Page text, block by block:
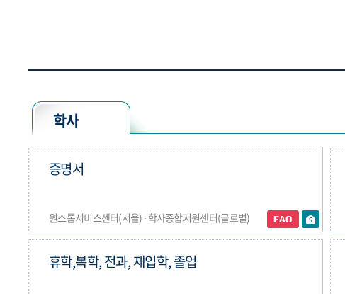
학사
원스톱서비스센터(서울) ∙ 학사종합지원센터(글로벌)
증명서
휴학,복학, 전과, 재입학, 졸업